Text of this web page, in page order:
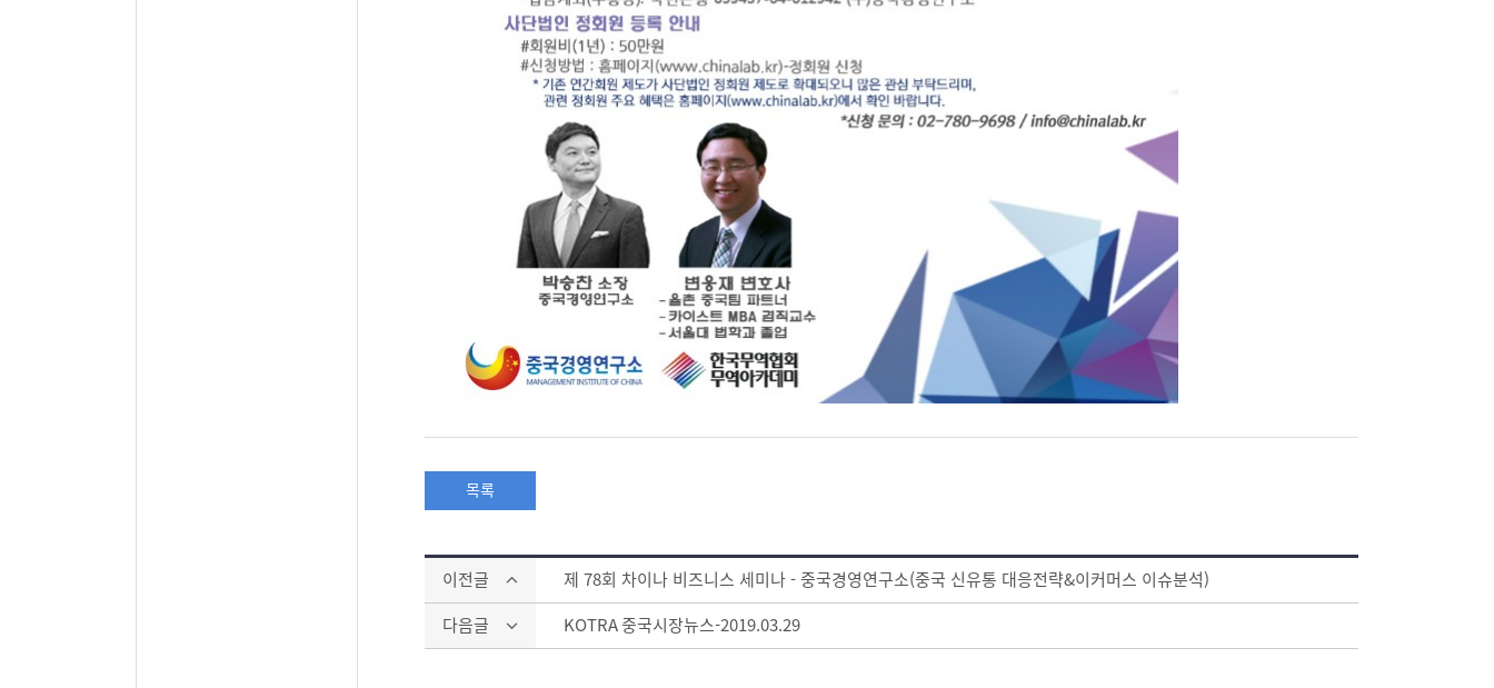
목록
이전글 제 78회 차이나 비즈니스 세미나 - 중국경영연구소(중국 신유통 대응전략&이커머스 이슈분석)
다음글 KOTRA 중국시장뉴스-2019.03.29